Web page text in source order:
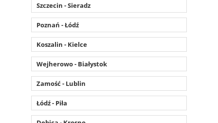
Szczecin - Sieradz
Poznań - Łódź
Koszalin - Kielce
Wejherowo - Białystok
Zamość - Lublin
Łódź - Piła